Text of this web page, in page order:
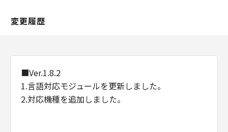
herein. Manufacturer is Canon Inc./30-2,
本条において、"the Software"という語は、本
契約における「本ソフトウエア」を意味するも
のとします。
変更履歴
■Ver.1.8.2
1.言語対応モジュールを更新しました。
2.対応機種を追加しました。